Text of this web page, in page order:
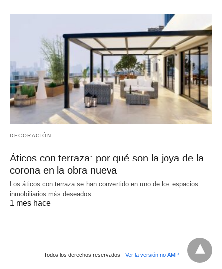
DECORACIÓN
Áticos con terraza: por qué son la joya de la
corona en la obra nueva
Los áticos con terraza se han convertido en uno de los espacios
inmobiliarios más deseados…
1 mes hace
Todos los derechos reservados Ver la versión no-AMP